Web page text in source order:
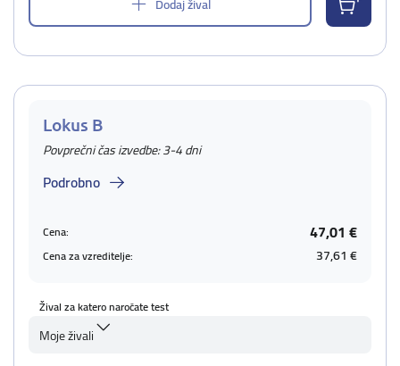
Lokus B
Povprečni čas izvedbe: 3-4 dni
Podrobno
Cena: 47,01 €
Cena za vzreditelje: 37,61 €
Žival za katero naročate test
Moje živali